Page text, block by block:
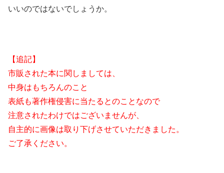
いいのではないでしょうか。
【追記】
市販された本に関しましては、
中身はもちろんのこと
表紙も著作権侵害に当たるとのことなので
注意されたわけではございませんが、
自主的に画像は取り下げさせていただきました。
ご了承ください。